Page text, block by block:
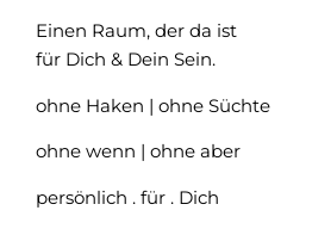
Einen Raum, der da ist
für Dich & Dein Sein.
ohne Haken | ohne Süchte
ohne wenn | ohne aber
persönlich . für . Dich